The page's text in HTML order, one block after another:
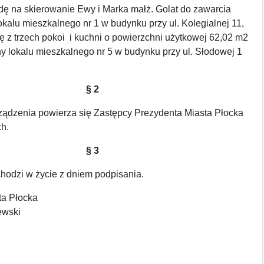
na skierowanie Ewy i Marka małż. Golat do zawarcia
mieszkalnego nr 1 w budynku przy ul. Kolegialnej 11,
z trzech pokoi i kuchni o powierzchni użytkowej 62,02 m2
lokalu mieszkalnego nr 5 w budynku przy ul. Słodowej 1
§ 2
powierza się Zastępcy Prezydenta Miasta Płocka
§ 3
w życie z dniem podpisania.
Płocka